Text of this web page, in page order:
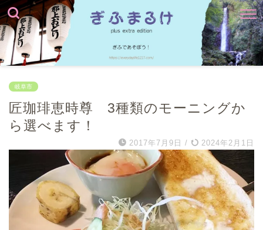
岐阜市
匠珈琲恵時尊 3種類のモーニングか
ら選べます！
2017年7月9日 / 2024年2月1日